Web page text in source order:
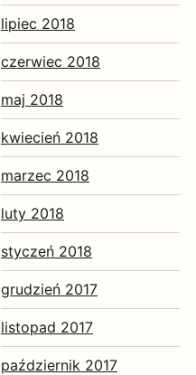
lipiec 2018
czerwiec 2018
maj 2018
kwiecień 2018
marzec 2018
luty 2018
styczeń 2018
grudzień 2017
listopad 2017
październik 2017